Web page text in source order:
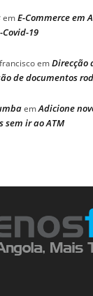
emE-Commerce em
19
emDirecção
de documentos
emAdicione
sem ir ao ATM